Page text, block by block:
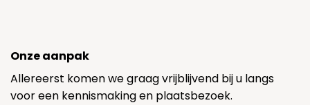
Onze aanpak
Allereerst komen we graag vrijblijvend bij u langs
voor een kennismaking en plaatsbezoek.